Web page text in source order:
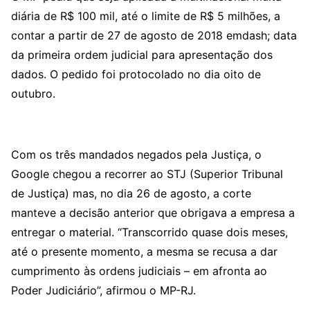
diária de R$ 100 mil, até o limite de R$ 5 milhões, a
contar a partir de 27 de agosto de 2018 emdash; data
da primeira ordem judicial para apresentação dos
dados. O pedido foi protocolado no dia oito de
outubro.
Com os três mandados negados pela Justiça, o
Google chegou a recorrer ao STJ (Superior Tribunal
de Justiça) mas, no dia 26 de agosto, a corte
manteve a decisão anterior que obrigava a empresa a
entregar o material. “Transcorrido quase dois meses,
até o presente momento, a mesma se recusa a dar
cumprimento às ordens judiciais – em afronta ao
Poder Judiciário”, afirmou o MP-RJ.